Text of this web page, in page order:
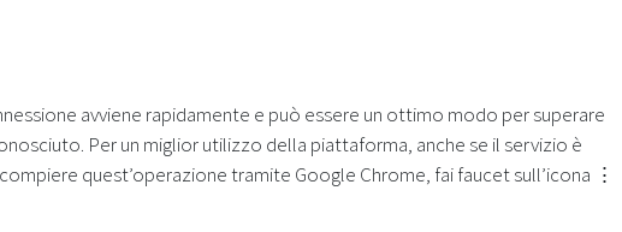
avviene rapidamente e può essere un ottimo modo per superare
Per un miglior utilizzo della piattaforma, anche se il servizio è
quest’operazione tramite Google Chrome, fai faucet sull’icona ⋮